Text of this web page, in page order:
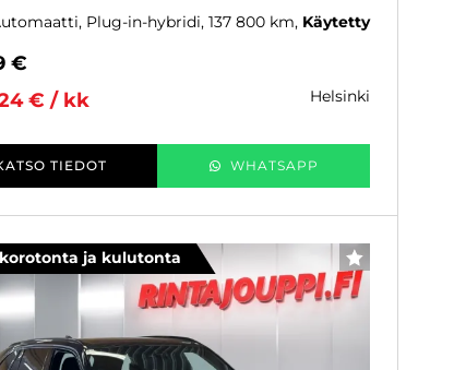
Plug-in-hybridi, 137 800 km Käytetty
€
€ / kk
helsinki
TIEDOT WHATSAPP
ja kulutonta SUOSIKKI